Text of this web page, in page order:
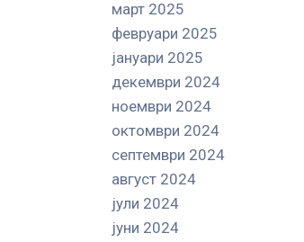
март 2025
февруари 2025
јануари 2025
декември 2024
ноември 2024
октомври 2024
септември 2024
август 2024
јули 2024
јуни 2024